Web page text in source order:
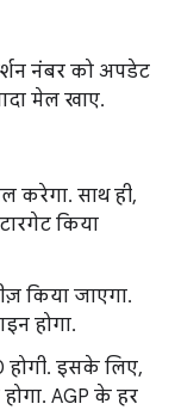
नंबर को अपडेट
मेल खाए.
करेगा. साथ ही,
किया
किया जाएगा.
होगा.
होगी. इसके लिए,
AGP के हर